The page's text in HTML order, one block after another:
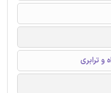
و ترابری